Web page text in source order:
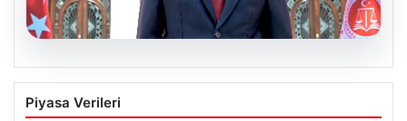
06.08.2026
Bakan Gürlek’ten Çerçeve Yasa
Açıklaması: Hukuk Devleti İlkeleri
Piyasa Verileri